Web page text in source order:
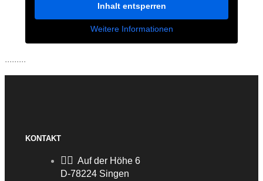
Inhalt entsperren
Weitere Informationen
.........
KONTAKT
Auf der Höhe 6
D-78224 Singen